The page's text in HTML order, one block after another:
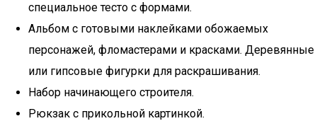
специальное тесто с формами.
Альбом с готовыми наклейками обожаемых
персонажей, фломастерами и красками. Деревянные
или гипсовые фигурки для раскрашивания.
Набор начинающего строителя.
Рюкзак с прикольной картинкой.